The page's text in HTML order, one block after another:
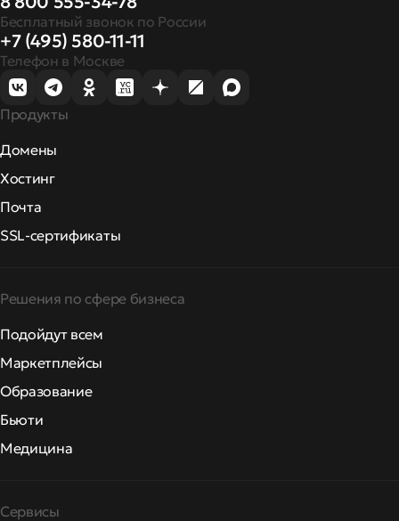
Бесплатный звонок по России
+7 (495) 580-11-11
Телефон в Москве
Продукты
Домены
Хостинг
Почта
SSL-сертификаты
Решения по сфере бизнеса
Подойдут всем
Маркетплейсы
Образование
Бьюти
Медицина
Сервисы